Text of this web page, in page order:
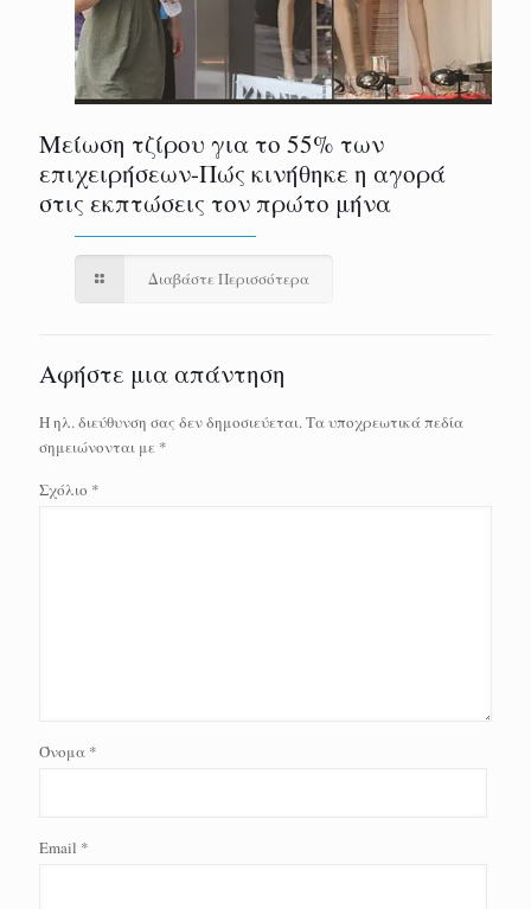
Μείωση τζίρου για το 55% των
επιχειρήσεων-Πώς κινήθηκε η αγορά
στις εκπτώσεις τον πρώτο μήνα
Διαβάστε Περισσότερα
Αφήστε μια απάντηση
Η ηλ. διεύθυνση σας δεν δημοσιεύεται. Τα υποχρεωτικά πεδία
σημειώνονται με *
Σχόλιο *
Όνομα *
Email *